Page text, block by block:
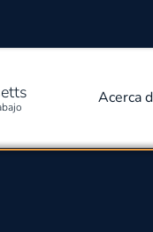
Acerca